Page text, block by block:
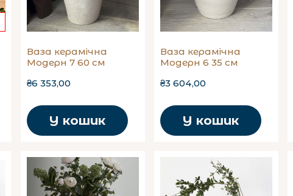
Ваза керамічна
Модерн 7 60 см
₴6 353,00
У кошик
Ваза керамічна
Модерн 6 35 см
₴3 604,00
У кошик